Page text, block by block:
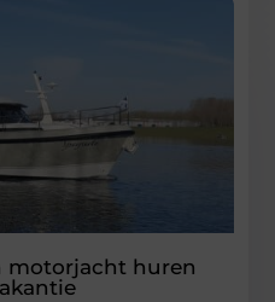
motorjacht huren